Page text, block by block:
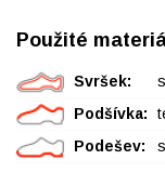
Použité
Svršek:
Podšívka:
Podešev: